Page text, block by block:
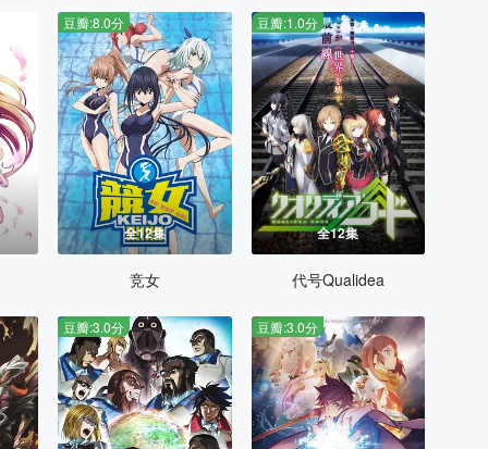
全12集
豆瓣:8.0分
竞女
全12集
豆瓣:1.0分
代号Qualidea
豆瓣:3.0分 豆瓣:3.0分